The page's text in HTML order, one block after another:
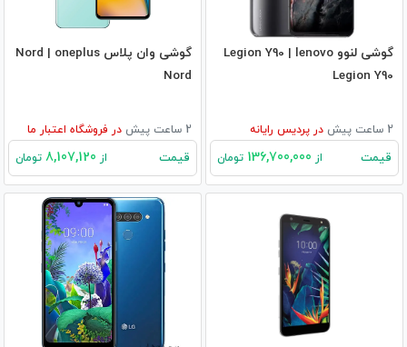
گوشی لنوو Legion Y90 | lenovo
Legion Y90
2 ساعت پیش در پردیس رایانه
قیمت از تومان
گوشی وان پلاس Nord | oneplus
Nord
2 ساعت پیش در فروشگاه اعتبار ما
قیمت از تومان